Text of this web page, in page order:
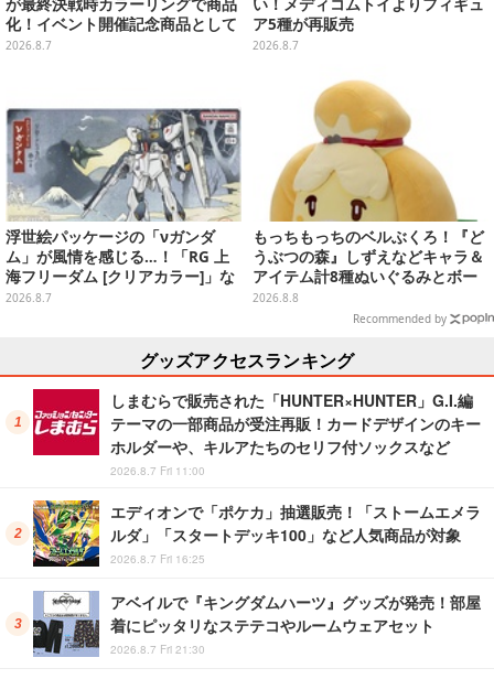
が最終決戦時カラーリングで商品
化！イベント開催記念商品として
METAL ROBOT魂に新登場
2026.8.7
い！メディコムトイよりフィギュ
ア5種が再販売
2026.8.7
浮世絵パッケージの「νガンダ
ム」が風情を感じる…！「RG 上
海フリーダム [クリアカラー]」な
どガンプラ2商品が8月順次発売
2026.8.7
もっちもっちのベルぶくろ！『ど
うぶつの森』しずえなどキャラ＆
アイテム計8種ぬいぐるみとボー
ルチェーン付きマスコットが発売
2026.8.8
Recommended by
グッズアクセスランキング
しまむらで販売された「HUNTER×HUNTER」G.I.編
テーマの一部商品が受注再販！カードデザインのキー
ホルダーや、キルアたちのセリフ付ソックスなど
2026.8.7 Fri 11:00
エディオンで「ポケカ」抽選販売！「ストームエメラ
ルダ」「スタートデッキ100」など人気商品が対象
2026.8.7 Fri 16:25
アベイルで『キングダムハーツ』グッズが発売！部屋
着にピッタリなステテコやルームウェアセット
2026.8.7 Fri 21:30